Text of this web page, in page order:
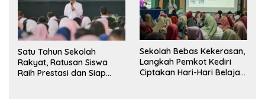
Satu Tahun Sekolah
Rakyat, Ratusan Siswa
Raih Prestasi dan Siap
Sekolah Bebas Kekerasan,
Langkah Pemkot Kediri
Ciptakan Hari-Hari Belajar